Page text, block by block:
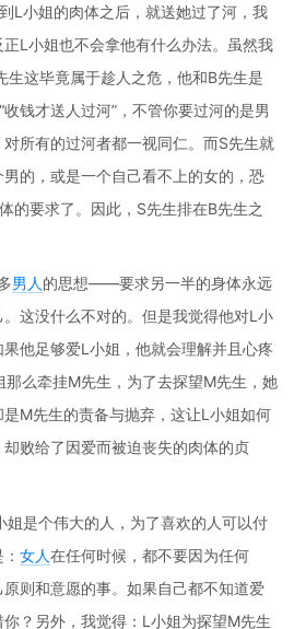
L小姐的肉体之后，就送她过了河，我
L小姐也不会拿他有什么办法。虽然我
生这毕竟属于趁人之危，他和B先生是
钱才送人过河”，不管你要过河的是男
所有的过河者都一视同仁。而S先生就
的，或是一个自己看不上的女的，恐
的要求了。因此，S先生排在B先生之
男人 的思想——要求另一半的身体永远
这没什么不对的。但是我觉得他对L小
他足够爱L小姐，他就会理解并且心疼
么牵挂M先生，为了去探望M先生，她
M先生的责备与抛弃，这让L小姐如何
败给了因爱而被迫丧失的肉体的贞
姐是个伟大的人，为了喜欢的人可以付
女人在任何时候，都不要因为任何
则和意愿的事。如果自己都不知道爱
？另外，我觉得：L小姐为探望M先生